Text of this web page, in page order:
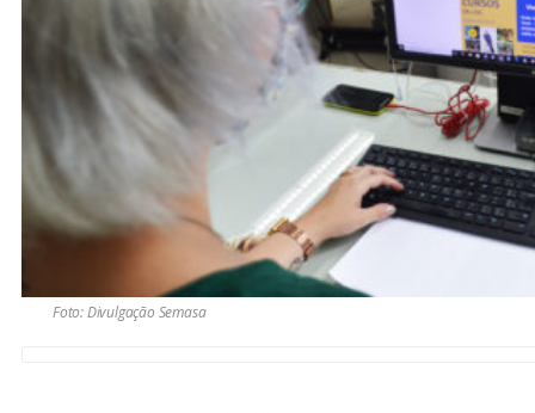
Foto: Divulgação Semasa